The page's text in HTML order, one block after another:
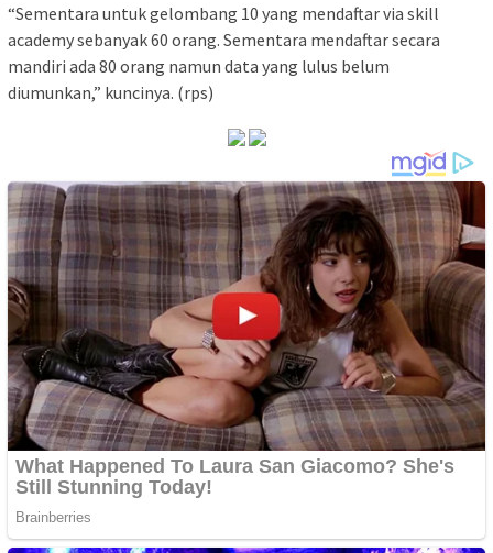
“Sementara untuk gelombang 10 yang mendaftar via skill
academy sebanyak 60 orang. Sementara mendaftar secara
mandiri ada 80 orang namun data yang lulus belum
diumunkan,” kuncinya. (rps)